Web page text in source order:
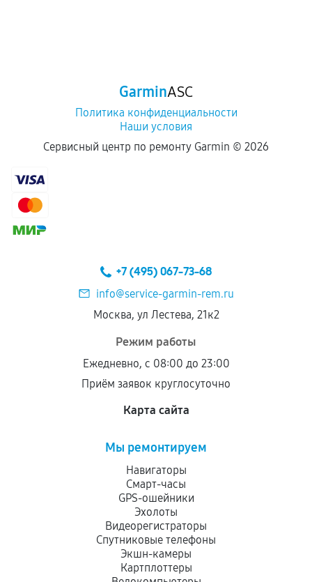
GarminASC
Политика конфиденциальности
Наши условия
Сервисный центр по ремонту Garmin © 2026
+7 (495) 067-73-68
info@service-garmin-rem.ru
Москва, ул Лестева, 21к2
Режим работы
Ежедневно, с 08:00 до 23:00
Приём заявок круглосуточно
Карта сайта
Мы ремонтируем
Навигаторы
Смарт-часы
GPS-ошейники
Эхолоты
Видеорегистраторы
Спутниковые телефоны
Экшн-камеры
Картплоттеры